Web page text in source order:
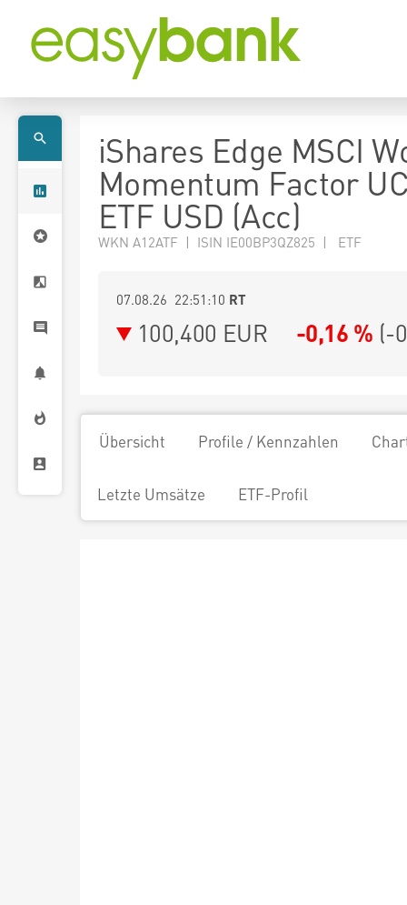
iShares Edge MSCI
Momentum Factor
ETF USD (Acc)
WKN A12ATF | ISIN IE00BP3QZ825 | ETF
07.08.26 22:51:10 RT
100,400 EUR -0,16 % (-
Übersicht Profile / Kennzahlen
Letzte Umsätze ETF-Profil